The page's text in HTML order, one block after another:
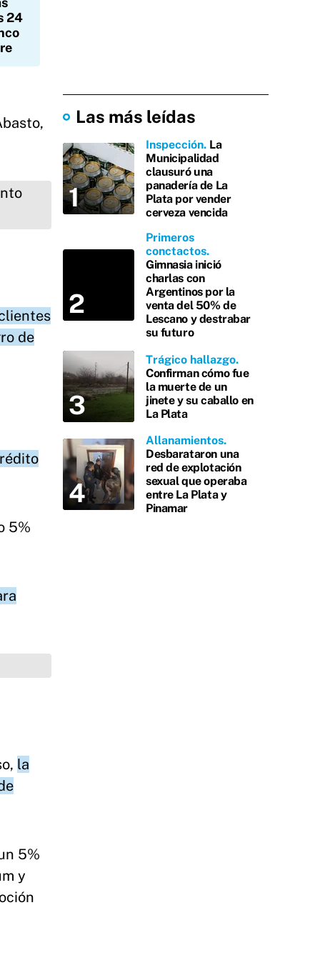
24
de
5%
la
5%
y
Las más leídas
Inspección La
Municipalidad
clausuró una
panadería de La
Plata por vender
cerveza vencida
Primeros
conctactos
Gimnasia inició
charlas con
Argentinos por la
venta del 50% de
Lescano y destrabar
su futuro
Trágico hallazgo
Confirman cómo fue
la muerte de un
jinete y su caballo en
La Plata
Allanamientos
Desbarataron una
red de explotación
sexual que operaba
entre La Plata y
Pinamar